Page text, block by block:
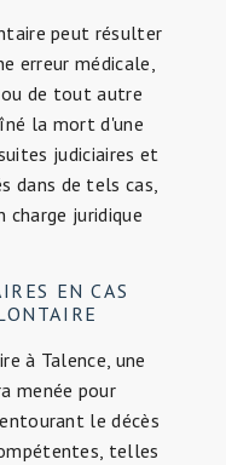
peut résulter
erreur médicale,
de tout autre
la mort d'une
judiciaires et
dans de tels cas,
charge juridique
EN CAS
à Talence, une
menée pour
le décès
telles